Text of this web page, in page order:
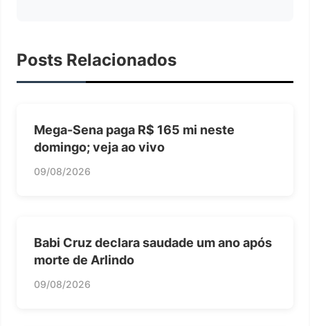
Posts Relacionados
Mega-Sena paga R$ 165 mi neste
domingo; veja ao vivo
09/08/2026
Babi Cruz declara saudade um ano após
morte de Arlindo
09/08/2026